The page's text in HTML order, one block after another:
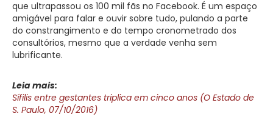
que ultrapassou os 100 mil fãs no Facebook. É um espaço
amigável para falar e ouvir sobre tudo, pulando a parte
do constrangimento e do tempo cronometrado dos
consultórios, mesmo que a verdade venha sem
lubrificante.
Leia mais:
Sífilis entre gestantes triplica em cinco anos (O Estado de
S. Paulo, 07/10/2016)